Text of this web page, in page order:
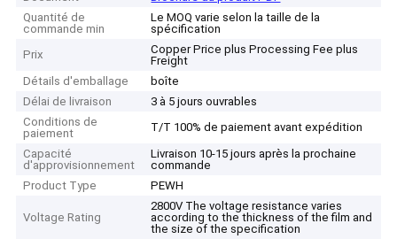
Quantité de
commande min
Le MOQ varie selon la taille de la
spécification
Prix
Copper Price plus Processing Fee plus
Freight
Détails d'emballage
boîte
Délai de livraison
3 à 5 jours ouvrables
Conditions de
paiement
T/T 100% de paiement avant expédition
Capacité
d'approvisionnement
Livraison 10-15 jours après la prochaine
commande
Product Type
PEWH
Voltage Rating
2800V The voltage resistance varies
according to the thickness of the film and
the size of the specification